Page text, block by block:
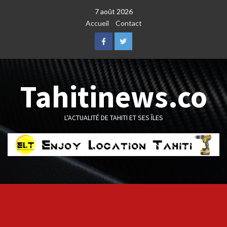
7 août 2026
Accueil
Contact
FacebookTwitter
Tahitinews.co
L'ACTUALITÉ DE TAHITI ET SES ÎLES